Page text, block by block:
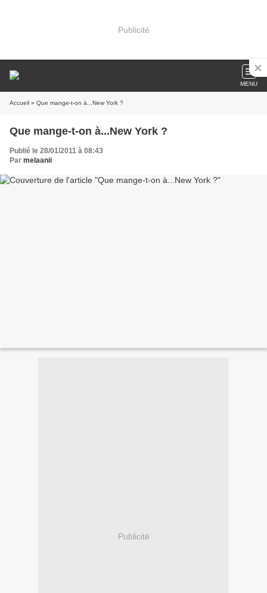
Publicité
MENU
Accueil » Que mange-t-on à...New York ?
Que mange-t-on à...New York ?
Publié le 28/01/2011 à 08:43
Par melaanii
Publicité